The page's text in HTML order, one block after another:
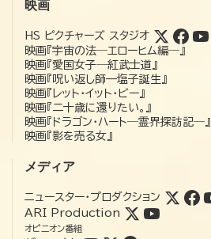
映画
HS ピクチャーズ スタジオ
映画『宇宙の法―エローヒム編―』
映画『愛国女子―紅武士道』
映画『呪い返し師—塩子誕生』
映画『レット・イット・ビー』
映画『二十歳に還りたい。』
映画『ドラゴン・ハート―霊界探訪記―』
映画『影を売る女』
メディア
ニュースター・プロダクション
ARI Production
オピニオン番組